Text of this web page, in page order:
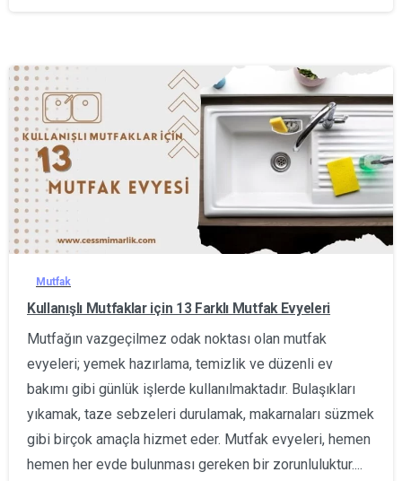
0
Mutfak
Kullanışlı Mutfaklar için 13 Farklı Mutfak Evyeleri
Mutfağın vazgeçilmez odak noktası olan mutfak
evyeleri; yemek hazırlama, temizlik ve düzenli ev
bakımı gibi günlük işlerde kullanılmaktadır. Bulaşıkları
yıkamak, taze sebzeleri durulamak, makarnaları süzmek
gibi birçok amaçla hizmet eder. Mutfak evyeleri, hemen
hemen her evde bulunması gereken bir zorunluluktur....